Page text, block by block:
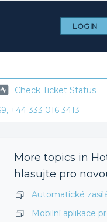
LOGIN
Check Ticket Status
+44 333 016 3413
More topics in
hlasujte pro
Automatické